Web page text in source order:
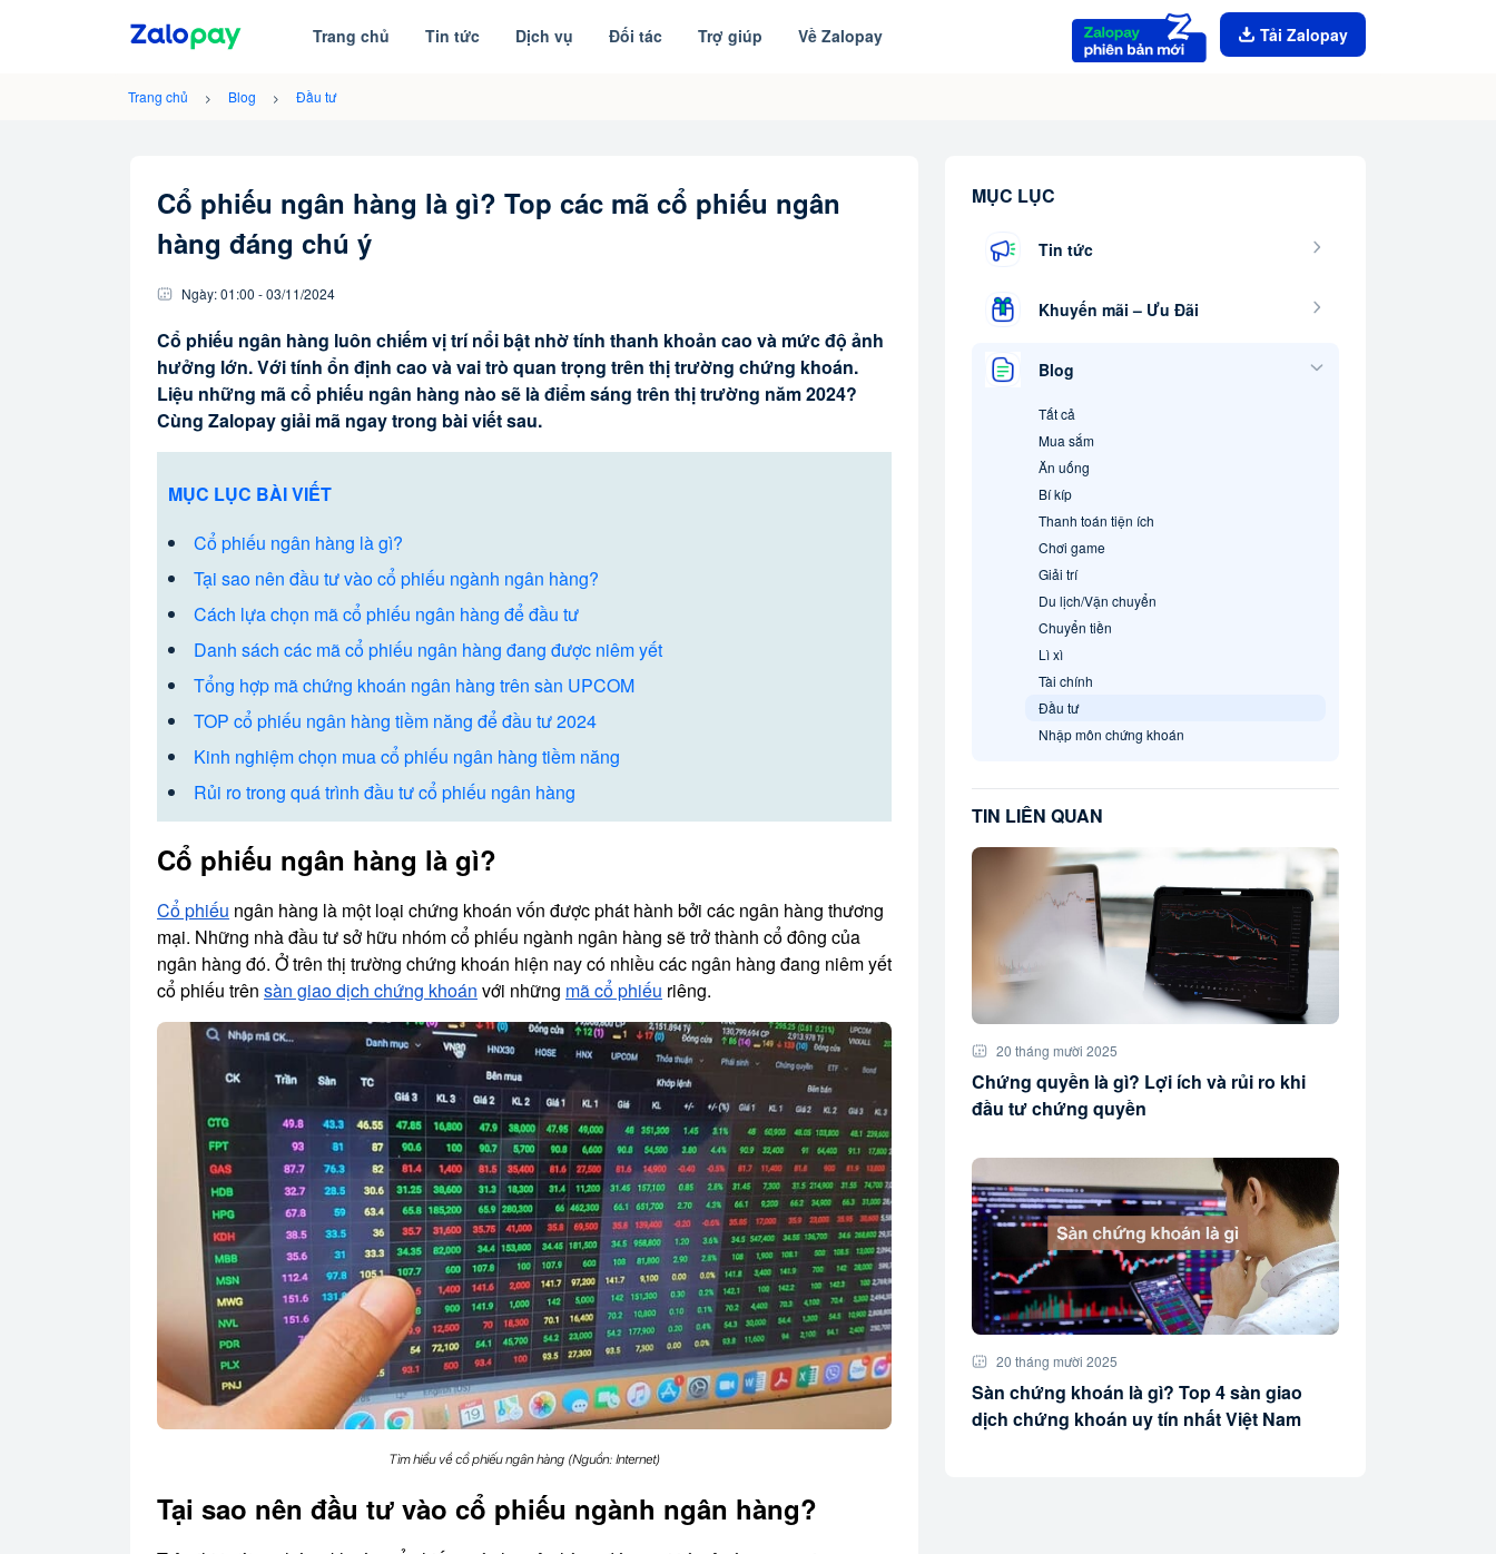
Trang chủ Tin tức Dịch vụ Đối tác Trợ giúp Về Zalopay Tải Zalopay
Trang chủ Blog Đầu tư
Cổ phiếu ngân hàng là gì? Top các mã cổ phiếu ngân
hàng đáng chú ý
Ngày:01:00 -03/11/2024
Cổ phiếu ngân hàng luôn chiếm vị trí nổi bật nhờ tính thanh khoản cao và mức độ ảnh
hưởng lớn. Với tính ổn định cao và vai trò quan trọng trên thị trường chứng khoán.
Liệu những mã cổ phiếu ngân hàng nào sẽ là điểm sáng trên thị trường năm 2024?
Cùng Zalopay giải mã ngay trong bài viết sau.
MỤC LỤC BÀI VIẾT
Cổ phiếu ngân hàng là gì?
Tại sao nên đầu tư vào cổ phiếu ngành ngân hàng?
Cách lựa chọn mã cổ phiếu ngân hàng để đầu tư
Danh sách các mã cổ phiếu ngân hàng đang được niêm yết
Tổng hợp mã chứng khoán ngân hàng trên sàn UPCOM
TOP cổ phiếu ngân hàng tiềm năng để đầu tư 2024
Kinh nghiệm chọn mua cổ phiếu ngân hàng tiềm năng
Rủi ro trong quá trình đầu tư cổ phiếu ngân hàng
Cổ phiếu ngân hàng là gì?
Cổ phiếu ngân hàng là một loại chứng khoán vốn được phát hành bởi các ngân hàng thương
mại. Những nhà đầu tư sở hữu nhóm cổ phiếu ngành ngân hàng sẽ trở thành cổ đông của
ngân hàng đó. Ở trên thị trường chứng khoán hiện nay có nhiều các ngân hàng đang niêm yết
cổ phiếu trên sàn giao dịch chứng khoán với những mã cổ phiếu riêng.
Tìm hiểu về cổ phiếu ngân hàng (Nguồn: Internet)
Tại sao nên đầu tư vào cổ phiếu ngành ngân hàng?
MỤC LỤC
Tin tức
Khuyến mãi – Ưu Đãi
Blog
Tất cả
Mua sắm
Ăn uống
Bí kíp
Thanh toán tiện ích
Chơi game
Giải trí
Du lịch/Vận chuyển
Chuyển tiền
Lì xì
Tài chính
Đầu tư
Nhập môn chứng khoán
TIN LIÊN QUAN
20 tháng mười 2025
Chứng quyền là gì? Lợi ích và rủi ro khi
đầu tư chứng quyền
20 tháng mười 2025
Sàn chứng khoán là gì? Top 4 sàn giao
dịch chứng khoán uy tín nhất Việt Nam